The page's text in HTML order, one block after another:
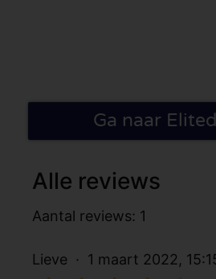
Ga naar
Alle reviews
Aantal reviews: 1
Lieve 1 maart 2022,